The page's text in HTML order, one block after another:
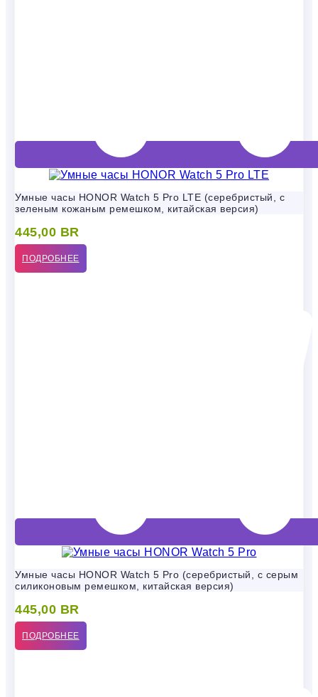
Умные часы HONOR Watch 5 Pro LTE (серебристый, с
зеленым кожаным ремешком, китайская версия)
445,00 BR
ПОДРОБНЕЕ
Умные часы HONOR Watch 5 Pro (серебристый, с серым
силиконовым ремешком, китайская версия)
445,00 BR
ПОДРОБНЕЕ